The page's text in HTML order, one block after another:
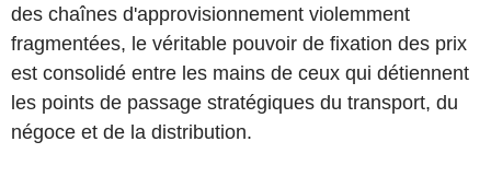
des chaînes d'approvisionnement violemment
fragmentées, le véritable pouvoir de fixation des prix
est consolidé entre les mains de ceux qui détiennent
les points de passage stratégiques du transport, du
négoce et de la distribution.